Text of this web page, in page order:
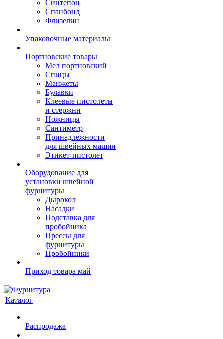
Синтепон
Спанбонд
Флизелин
Упаковочные материалы
Портновские товары
Мел портновский
Спицы
Манжеты
Булавки
Клеевые пистолеты
и стержни
Ножницы
Сантиметр
Принадлежности
для швейных машин
Этикет-пистолет
Оборудование для
установки швейной
фурнитуры
Дырокол
Насадки
Подставка для
пробойника
Прессы для
фурнитуры
Пробойники
Приход товара май
Каталог
Распродажа